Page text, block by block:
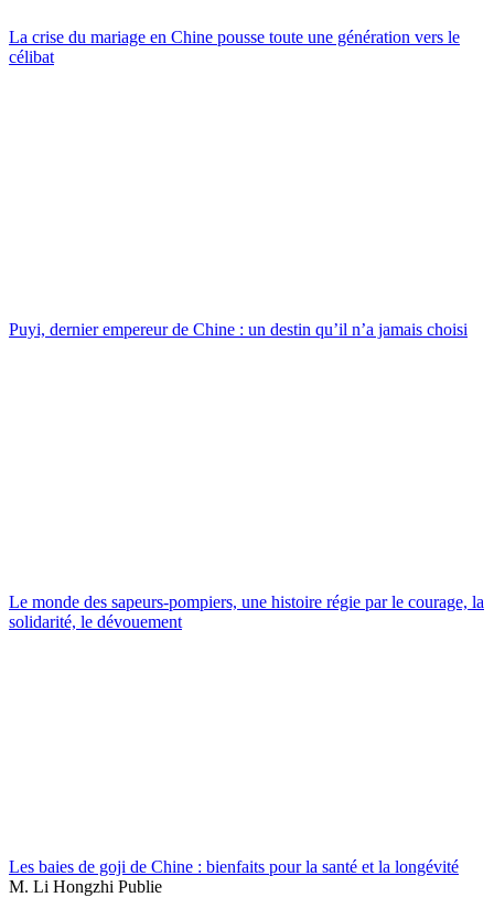
La crise du mariage en Chine pousse toute une génération vers le
célibat
Puyi, dernier empereur de Chine : un destin qu’il n’a jamais choisi
Le monde des sapeurs-pompiers, une histoire régie par le courage, la
solidarité, le dévouement
Les baies de goji de Chine : bienfaits pour la santé et la longévité
M. Li Hongzhi Publie